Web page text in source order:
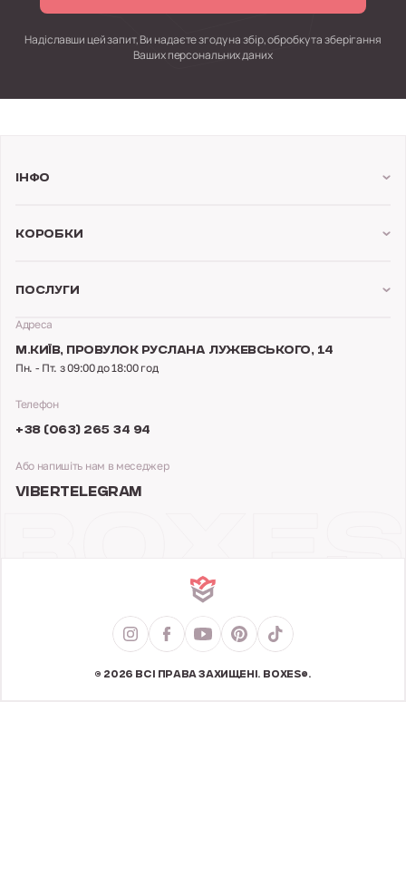
Надіславши цей запит, Ви надаєте згоду на збір, обробкута зберігання
Ваших персональних даних
Адреса
М.КИЇВ,ПРОВУЛОК РУСЛАНА ЛУЖЕВСЬКОГО, 14
Пн. - Пт. з 09:00 до 18:00 год
Телефон
+38 (063) 265 34 94
Або напишіть нам в меседжер
VIBERTELEGRAM
Інфо
Коробки
Послуги
© 2026 ВСІ ПРАВА ЗАХИЩЕНІ. BOXES®.